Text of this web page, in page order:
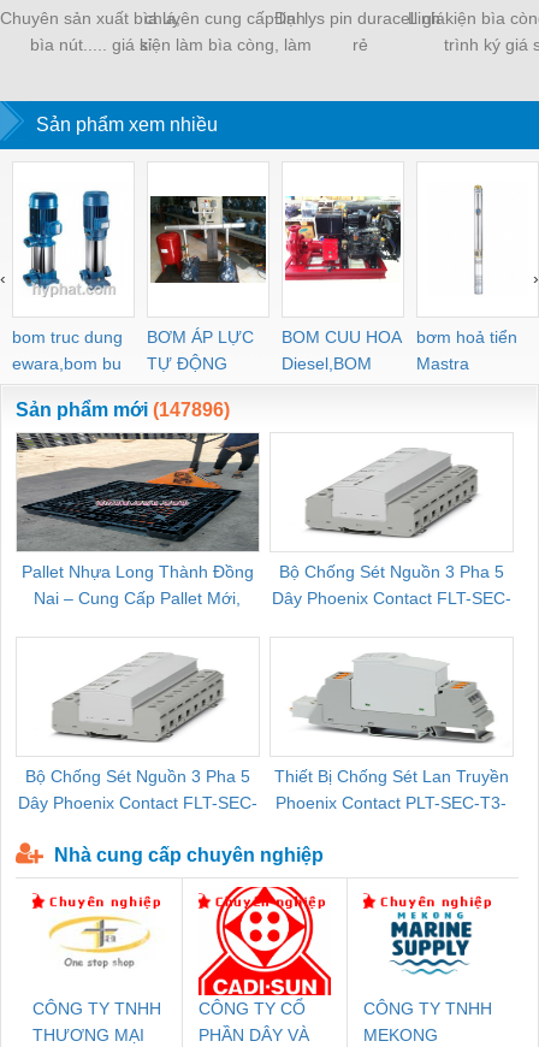
Chuyên sản xuất bìa lá,
bìa nút..... giá sỉ
chuyên cung cấp linh
kiện làm bìa còng, làm
Đại lys pin duracell giá
rẻ
Linh kiện bìa
trình ký giá
Sản phẩm xem nhiều
bom truc dung
ewara,bom bu
ewara
BƠM ÁP LỰC
TỰ ĐỘNG
BOM CUU HOA
Diesel,BOM
CHUA CHAY
bơm hoả tiển
Mastra
‹ ›
Sản phẩm mới (147896)
Pallet Nhựa Long Thành Đồng
Nai – Cung Cấp Pallet Mới,
Bộ Chống Sét Nguồn 3 Pha 5
Dây Phoenix Contact FLT-SEC-
Bộ Chống Sét Nguồn 3 Pha 5
Dây Phoenix Contact FLT-SEC-
Thiết Bị Chống Sét Lan Truyền
Phoenix Contact PLT-SEC-T3-
Nhà cung cấp chuyên nghiệp
CÔNG TY TNHH
THƯƠNG MẠI
CÔNG TY CỔ
PHẦN DÂY VÀ
CÔNG TY TNHH
MEKONG